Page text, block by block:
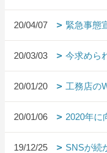
20/04/07 緊急事態
20/03/03 今求めら
20/01/20 工務店の
20/01/06 2020年に
19/12/25 SNSが続